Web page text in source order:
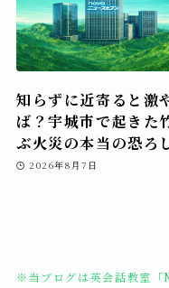
知らずに近寄ると激
ば？宇城市で起きた
ぶ火災の本当の恐ろ
2026年8月7日
※当ブログは英会話教室「